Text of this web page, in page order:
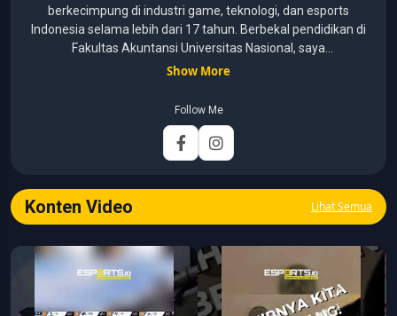
berkecimpung di industri game, teknologi, dan esports
Indonesia selama lebih dari 17 tahun. Berbekal pendidikan di
Fakultas Akuntansi Universitas Nasional, saya
menggabungkan kemampuan analisis dengan pengalaman
pernah menangani berbagai peran, mulai dari reporter, editor,
marketing, business development, hingga Editor in Chief.
Fokus utamanya adalah menghadirkan tulisan yang
informatif, mendalam, dan mudah dipahami, khususnya
Show More
Follow Me
Konten Video Lihat Semua